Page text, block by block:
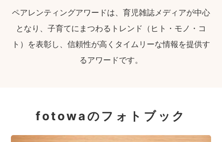
ペアレンティングアワードは、育児雑誌メディアが中心
となり、子育てにまつわるトレンド（ヒト・モノ・コ
ト）を表彰し、信頼性が高くタイムリーな情報を提供す
るアワードです。
fotowaのフォトブック